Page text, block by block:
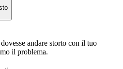
andare storto con il tuo
il problema.